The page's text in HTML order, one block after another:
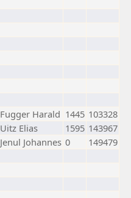
Fugger Harald 1445 103328
Uitz Elias 1595 143967
Jenul Johannes 0
149479